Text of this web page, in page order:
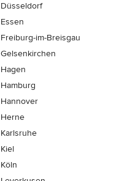
Düsseldorf
Essen
Freiburg-im-Breisgau
Gelsenkirchen
Hagen
Hamburg
Hannover
Herne
Karlsruhe
Kiel
Köln